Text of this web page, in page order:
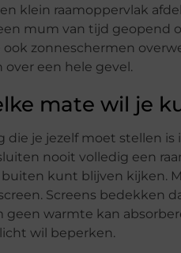
klein raamoppervlak
mum van tijd geopend
ook zonneschermen
een hele gevel.
mate wil je
die je jezelf moet stellen
nooit volledig een
kunt blijven kijken.
Screens bedekken
geen warmte kan
wil beperken.